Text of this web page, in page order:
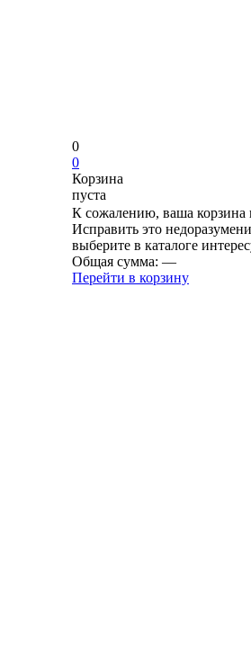
0
0
Корзина
пуста
К сожалению, ваша корзина
Исправить это
выберите в каталоге
Общая сумма: —
Перейти в корзину